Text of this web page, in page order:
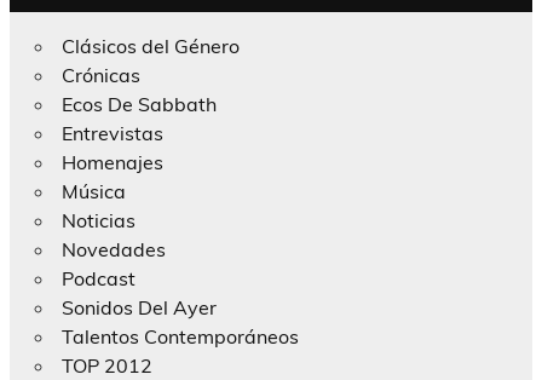
Clásicos del Género
Crónicas
Ecos De Sabbath
Entrevistas
Homenajes
Música
Noticias
Novedades
Podcast
Sonidos Del Ayer
Talentos Contemporáneos
TOP 2012